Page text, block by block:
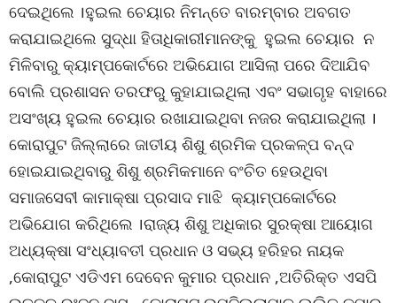
ଦେଇଥିଲେ ।ହୁଇଲ ଚେୟାର ନିମନ୍ତେ ବାରମ୍ବାର ଅବଗତ
କରାଯାଇଥିଲେ ସୁଦ୍ଧା ହିତାଧିକାରୀମାନଙ୍କୁ ହୁଇଲ ଚେୟାର ନ
ମିଳିବାରୁ କ୍ୟାମ୍ପକୋର୍ଟରେ ଅଭିଯୋଗ ଆସିଲା ପରେ ଦିଆଯିବ
ବୋଲି ପ୍ରଶାସନ ତରଫରୁ କୁହାଯାଇଥିଲା ଏବଂ ସଭାଗୃହ ବାହାରେ
ଅସଂଖ୍ୟ ହୁଇଲ ଚେୟାର ରଖାଯାଇଥିବା ନଜର କରାଯାଇଥିଲା ।
କୋରାପୁଟ ଜିଲ୍ଲାରେ ଜାତୀୟ ଶିଶୁ ଶ୍ରମିକ ପ୍ରକଳ୍ପ ବନ୍ଦ
ହୋଇଯାଇଥିବାରୁ ଶିଶୁ ଶ୍ରମିକମାନେ ବଂଚିତ ହେଉଥିବା
ସମାଜସେବୀ କାମାକ୍ଷା ପ୍ରସାଦ ମାଝି କ୍ୟାମ୍ପକୋର୍ଟରେ
ଅଭିଯୋଗ କରିଥିଲେ ।ରାଜ୍ୟ ଶିଶୁ ଅଧିକାର ସୁରକ୍ଷା ଆୟୋଗ
ଅଧ୍ୟକ୍ଷା ସଂଧ୍ୟାବତୀ ପ୍ରଧାନ ଓ ସଭ୍ୟ ହରିହର ନାୟକ
,କୋରାପୁଟ ଏଡିଏମ ଦେବେନ କୁମାର ପ୍ରଧାନ ,ଅତିରିକ୍ତ ଏସପି